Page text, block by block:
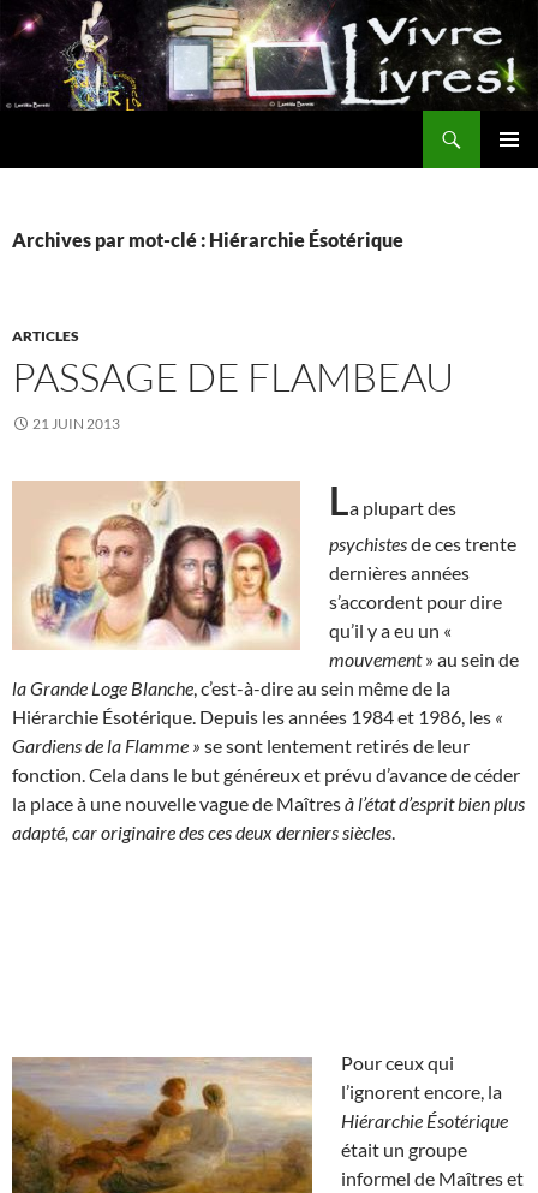
Aller
au
contenu
Archives par mot-clé : Hiérarchie Ésotérique
ARTICLES
PASSAGE DE FLAMBEAU
21 JUIN 2013
La plupart des
psychistesde ces trente
dernières années
s’accordent pour dire
qu’il y a eu un «
mouvement» au sein de
la Grande Loge Blanche , c’est-à-dire au sein même de la
Hiérarchie Ésotérique. Depuis les années 1984 et 1986, les «
Gardiens de la Flamme » se sont lentement retirés de leur
fonction. Cela dans le but généreux et prévu d’avance de céder
la place à une nouvelle vague de Maîtresà l’état d’esprit bien plus
adapté, car originaire des ces deux derniers siècles
Pour ceux qui
l’ignorent encore, la
Hiérarchie Ésotérique
était un groupe
informel de Maîtres et